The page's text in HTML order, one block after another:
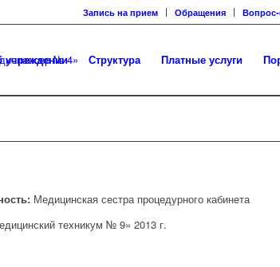
Запись на прием Обращения Вопрос-
учреждении Структура Платные услуги
Медицинская сестра процедурного кабинета
техникум № 9» 2013 г.